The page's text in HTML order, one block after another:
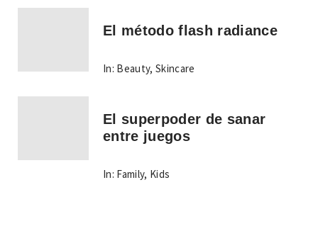
El método flash radiance
In: Beauty,Skincare
El superpoder de sanar
entre juegos
In: Family, Kids